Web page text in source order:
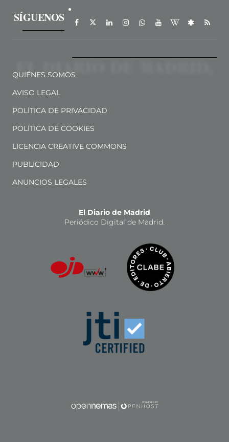
SÍGUENOS
QUIÉNES SOMOS
AVISO LEGAL
POLÍTICA DE PRIVACIDAD
POLÍTICA DE COOKIES
LICENCIA CREATIVE COMMONS
PUBLICIDAD
ANUNCIOS LEGALES
El Diario de Madrid
Periódico Digital de Madrid.